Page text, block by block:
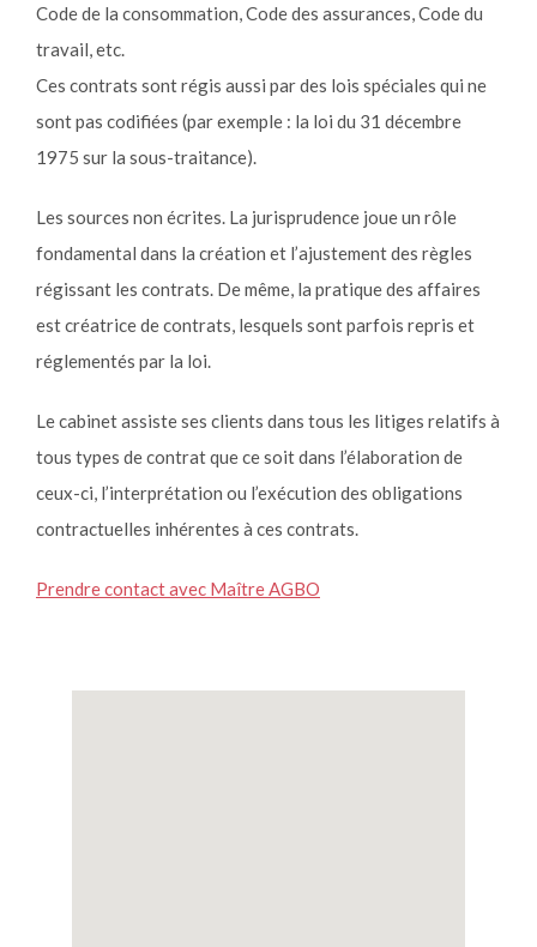
Code de la consommation, Code des assurances, Code du
travail, etc.
Ces contrats sont régis aussi par des lois spéciales qui ne
sont pas codifiées (par exemple : la loi du 31 décembre
1975 sur la sous-traitance).
Les sources non écrites. La jurisprudence joue un rôle
fondamental dans la création et l’ajustement des règles
régissant les contrats. De même, la pratique des affaires
est créatrice de contrats, lesquels sont parfois repris et
réglementés par la loi.
Le cabinet assiste ses clients dans tous les litiges relatifs à
tous types de contrat que ce soit dans l’élaboration de
ceux-ci, l’interprétation ou l’exécution des obligations
contractuelles inhérentes à ces contrats.
Prendre contact avec Maître AGBO